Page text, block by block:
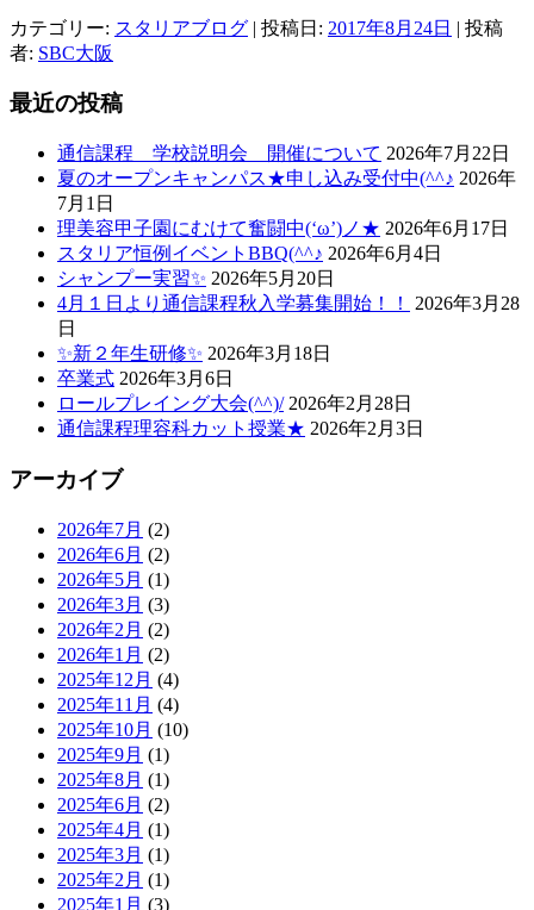
カテゴリー: スタリアブログ | 投稿日: 2017年8月24日 | 投稿
者: SBC大阪
最近の投稿
通信課程 学校説明会 開催について 2026年7月22日
夏のオープンキャンパス★申し込み受付中(^^♪ 2026年
7月1日
理美容甲子園にむけて奮闘中(‘ω’)ノ★ 2026年6月17日
スタリア恒例イベントBBQ(^^♪ 2026年6月4日
シャンプー実習✨ 2026年5月20日
4月１日より通信課程秋入学募集開始！！
2026年3月28
日
✨新２年生研修✨ 2026年3月18日
卒業式 2026年3月6日
ロールプレイング大会(^^)/ 2026年2月28日
通信課程理容科カット授業★ 2026年2月3日
アーカイブ
2026年7月 (2)
2026年6月 (2)
2026年5月 (1)
2026年3月 (3)
2026年2月 (2)
2026年1月 (2)
2025年12月 (4)
2025年11月 (4)
2025年10月 (10)
2025年9月 (1)
2025年8月 (1)
2025年6月 (2)
2025年4月 (1)
2025年3月 (1)
2025年2月 (1)
2025年1月 (3)